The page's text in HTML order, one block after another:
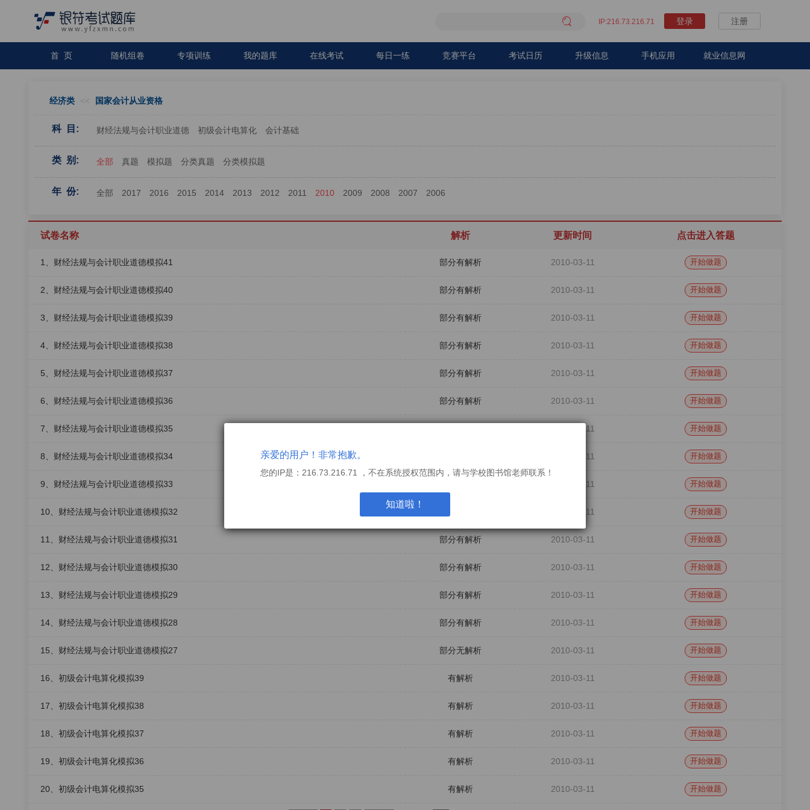
IP:216.73.216.71 登录 注册

首 页 随机组卷 专项训练 我的题库 在线考试 每日一练 竞赛平台 考试日历 升级信息 手机应用 就业信息网
亲爱的用户！非常抱歉。
您的IP是：216.73.216.71 ，不在系统授权范围内，请与学校图书馆老师联系！
知道啦！
经济类 << 国家会计从业资格
科 目: 财经法规与会计职业道德 初级会计电算化 会计基础
类 别: 全部 真题 模拟题 分类真题 分类模拟题
年 份: 全部 2017 2016 2015 2014 2013 2012 2011 2010 2009 2008 2007 2006
试卷名称 解析 更新时间 点击进入答题
1、财经法规与会计职业道德模拟41 部分有解析 2010-03-11 开始做题
2、财经法规与会计职业道德模拟40 部分有解析 2010-03-11 开始做题
3、财经法规与会计职业道德模拟39 部分有解析 2010-03-11 开始做题
4、财经法规与会计职业道德模拟38 部分有解析 2010-03-11 开始做题
5、财经法规与会计职业道德模拟37 部分有解析 2010-03-11 开始做题
6、财经法规与会计职业道德模拟36 部分有解析 2010-03-11 开始做题
7、财经法规与会计职业道德模拟35 2010-03-11 开始做题
8、财经法规与会计职业道德模拟34 2010-03-11 开始做题
9、财经法规与会计职业道德模拟33 2010-03-11 开始做题
10、财经法规与会计职业道德模拟32 2010-03-11 开始做题
11、财经法规与会计职业道德模拟31 部分有解析 2010-03-11 开始做题
12、财经法规与会计职业道德模拟30 部分有解析 2010-03-11 开始做题
13、财经法规与会计职业道德模拟29 部分有解析 2010-03-11 开始做题
14、财经法规与会计职业道德模拟28 部分有解析 2010-03-11 开始做题
15、财经法规与会计职业道德模拟27 部分无解析 2010-03-11 开始做题
16、初级会计电算化模拟39 有解析 2010-03-11 开始做题
17、初级会计电算化模拟38 有解析 2010-03-11 开始做题
18、初级会计电算化模拟37 有解析 2010-03-11 开始做题
19、初级会计电算化模拟36 有解析 2010-03-11 开始做题
20、初级会计电算化模拟35 有解析 2010-03-11 开始做题